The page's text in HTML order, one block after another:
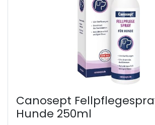
Canosept
Hunde 250ml